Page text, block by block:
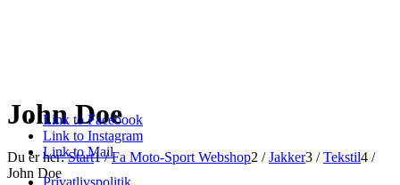
Link to Facebook
Link to Instagram
Link to Mail
Privatlivspolitik
John Doe
Du er her: Start1 / Fa Moto-Sport Webshop2 / Jakker3 / Tekstil4 /
John Doe